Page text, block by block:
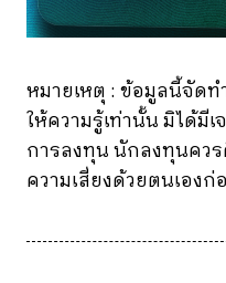
หมายเหตุ : ข้อมูลนี้จัด
ให้ความรู้เท่านั้น มิได้มี
การลงทุน นักลงทุนคว
ความเสี่ยงด้วยตนเอง